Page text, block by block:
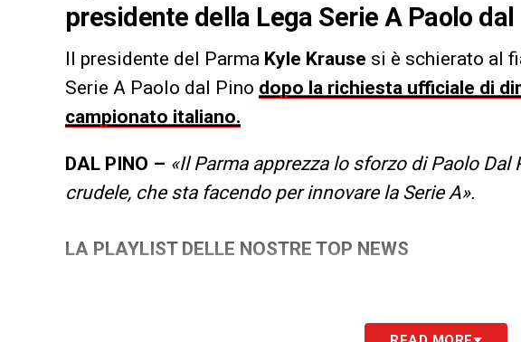
presidente della Lega Serie A Paolo
Il presidente del Parma Kyle Krause si è schierato al
Serie A Paolo dal Pino dopo la richiesta ufficiale di
campionato italiano.
DAL PINO – «Il Parma apprezza lo sforzo di Paolo
crudele, che sta facendo per innovare la Serie A».
LA PLAYLIST DELLE NOSTRE TOP NEWS